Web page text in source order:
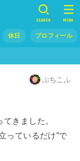
休日 プロフィール
SEARCH MENU
ぶちこふ
きました。
っているだけ”で